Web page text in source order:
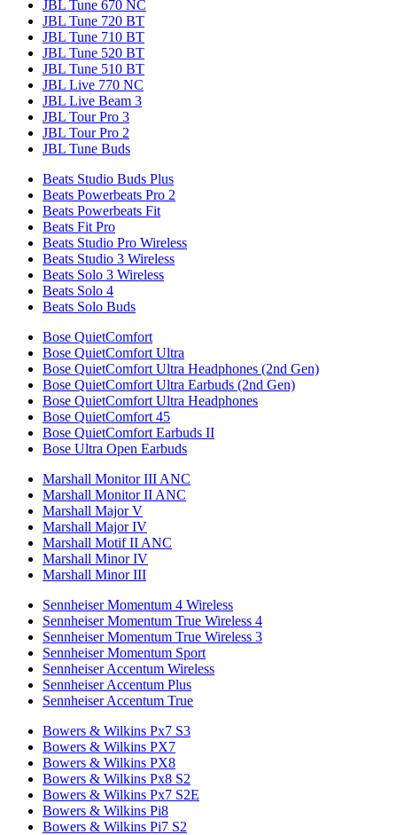
JBL Tune 670 NC
JBL Tune 720 BT
JBL Tune 710 BT
JBL Tune 520 BT
JBL Tune 510 BT
JBL Live 770 NC
JBL Live Beam 3
JBL Tour Pro 3
JBL Tour Pro 2
JBL Tune Buds
Beats Studio Buds Plus
Beats Powerbeats Pro 2
Beats Powerbeats Fit
Beats Fit Pro
Beats Studio Pro Wireless
Beats Studio 3 Wireless
Beats Solo 3 Wireless
Beats Solo 4
Beats Solo Buds
Bose QuietComfort
Bose QuietComfort Ultra
Bose QuietComfort Ultra Headphones (2nd Gen)
Bose QuietComfort Ultra Earbuds (2nd Gen)
Bose QuietComfort Ultra Headphones
Bose QuietComfort 45
Bose QuietComfort Earbuds II
Bose Ultra Open Earbuds
Marshall Monitor III ANC
Marshall Monitor II ANC
Marshall Major V
Marshall Major IV
Marshall Motif II ANC
Marshall Minor IV
Marshall Minor III
Sennheiser Momentum 4 Wireless
Sennheiser Momentum True Wireless 4
Sennheiser Momentum True Wireless 3
Sennheiser Momentum Sport
Sennheiser Accentum Wireless
Sennheiser Accentum Plus
Sennheiser Accentum True
Bowers & Wilkins Px7 S3
Bowers & Wilkins PX7
Bowers & Wilkins PX8
Bowers & Wilkins Px8 S2
Bowers & Wilkins Px7 S2E
Bowers & Wilkins Pi8
Bowers & Wilkins Pi7 S2